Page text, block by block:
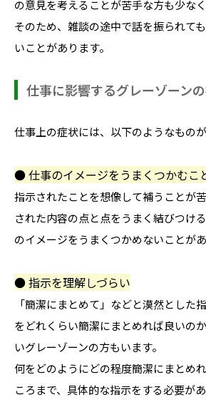
の意見を考えることが苦手な方も少なく
そのため、雑談の途中で話を振られて
いことがあります。
仕事に影響するグレーゾーン
仕事上の症状には、以下のようなものが
● 仕事のイメージをうまくつかむこ
指示されたことを想像して補うことが
された内容の点と点をうまく結びつけ
のイメージをうまくつかめないことがあ
● 指示を理解しづらい
「簡潔にまとめて」などと漠然とした
をどれくらい簡潔にまとめれば良いの
いグレーゾーンの方もいます。
何をどのようにどの程度簡潔にまとめ
ころまで、具体的な指示をする必要があ